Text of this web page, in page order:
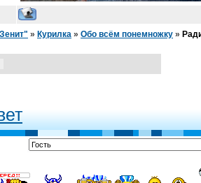
» Курилка » Обо всём понемножку »